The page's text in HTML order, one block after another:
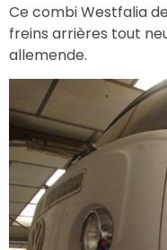
Ce combi Westfalia
freins arrières tout
allemende.